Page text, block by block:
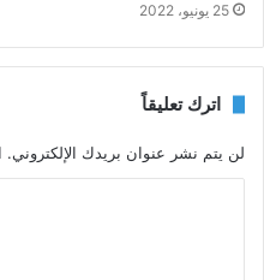
25 يونيو، 2022
اترك تعليقاً
لن يتم نشر عنوان بريدك الإلكتروني.